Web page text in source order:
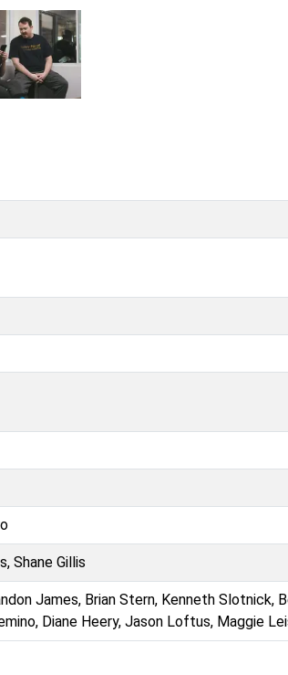
Shane Gillis
James, Brian Stern, Kenneth Slotnick,
Diane Heery, Jason Loftus, Maggie